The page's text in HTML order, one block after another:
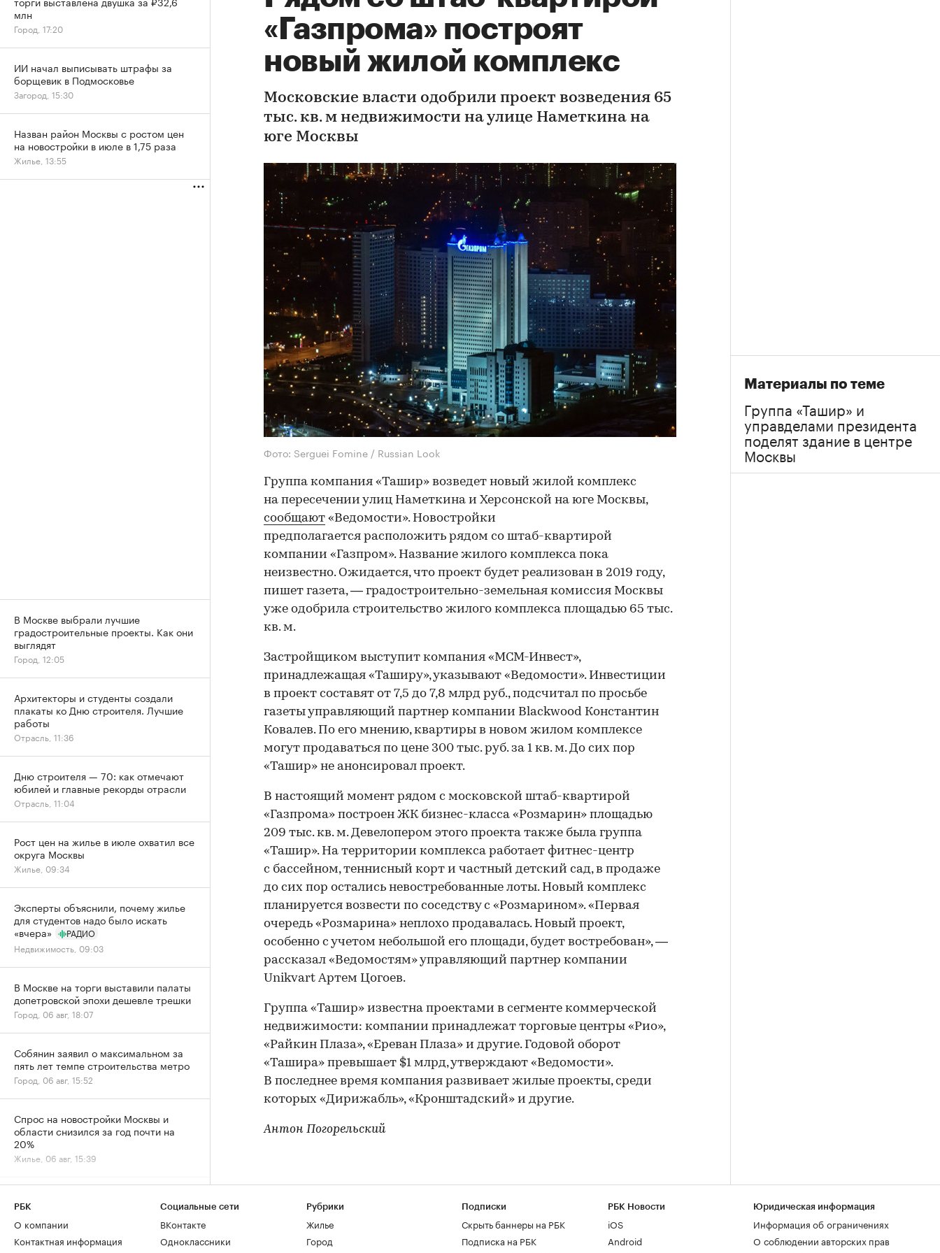
«Газпрома» построят
новый жилой комплекс
Московские власти одобрили проект возведения 65
тыс. кв. м недвижимости на улице Наметкина на
юге Москвы
Фото: Serguei Fomine / Russian Look
Группа компания «Ташир» возведет новый жилой комплекс
на пересечении улиц Наметкина и Херсонской на юге Москвы,
сообщают «Ведомости». Новостройки
предполагается расположить рядом со штаб-квартирой
компании «Газпром». Название жилого комплекса пока
неизвестно. Ожидается, что проект будет реализован в 2019 году,
пишет газета, — градостроительно-земельная комиссия Москвы
уже одобрила строительство жилого комплекса площадью 65 тыс.
кв. м.
Застройщиком выступит компания «МСМ-Инвест»,
принадлежащая «Таширу», указывают «Ведомости». Инвестиции
в проект составят от 7,5 до 7,8 млрд руб., подсчитал по просьбе
газеты управляющий партнер компании Blackwood Константин
Ковалев. По его мнению, квартиры в новом жилом комплексе
могут продаваться по цене 300 тыс. руб. за 1 кв. м. До сих пор
«Ташир» не анонсировал проект.
В настоящий момент рядом с московской штаб-квартирой
«Газпрома» построен ЖК бизнес-класса «Розмарин» площадью
209 тыс. кв. м. Девелопером этого проекта также была группа
«Ташир». На территории комплекса работает фитнес-центр
с бассейном, теннисный корт и частный детский сад, в продаже
до сих пор остались невостребованные лоты. Новый комплекс
планируется возвести по соседству с «Розмарином». «Первая
очередь «Розмарина» неплохо продавалась. Новый проект,
особенно с учетом небольшой его площади, будет востребован», —
рассказал «Ведомостям» управляющий партнер компании
Unikvart Артем Цогоев.
Группа «Ташир» известна проектами в сегменте коммерческой
недвижимости: компании принадлежат торговые центры «Рио»,
«Райкин Плаза», «Ереван Плаза» и другие. Годовой оборот
«Ташира» превышает $1 млрд, утверждают «Ведомости».
В последнее время компания развивает жилые проекты, среди
которых «Дирижабль», «Кронштадский» и другие.
Антон Погорельский
Материалы по теме
Группа «Ташир» и
управделами президента
поделят здание в центре
Москвы
млн
Город, 17:20
ИИ начал выписывать штрафы за
борщевик в Подмосковье
Загород, 15:30
Назван район Москвы с ростом цен
на новостройки в июле в 1,75 раза
Жилье, 13:55
В Москве выбрали лучшие
градостроительные проекты. Как они
выглядят
Город, 12:05
Архитекторы и студенты создали
плакаты ко Дню строителя. Лучшие
работы
Отрасль, 11:36
Дню строителя — 70: как отмечают
юбилей и главные рекорды отрасли
Отрасль, 11:04
Рост цен на жилье в июле охватил все
округа Москвы
Жилье, 09:34
Эксперты объяснили, почему жилье
для студентов надо было искать
«вчера»
РАДИО
Недвижимость, 09:03
В Москве на торги выставили палаты
допетровской эпохи дешевле трешки
Город, 06 авг, 18:07
Собянин заявил о максимальном за
пять лет темпе строительства метро
Город, 06 авг, 15:52
Спрос на новостройки Москвы и
области снизился за год почти на
20%
Жилье, 06 авг, 15:39
естественному уровню после
ажиотажа
Деньги, 06 авг, 13:32
РБК
О компании
Контактная информация
Социальные сети
ВКонтакте
Одноклассники
Рубрики
Жилье
Город
Подписки
Скрыть баннеры на РБК
Подписка на РБК
РБК Новости
iOS
Android
Юридическая информация
Информация об ограничениях
О соблюдении авторских прав